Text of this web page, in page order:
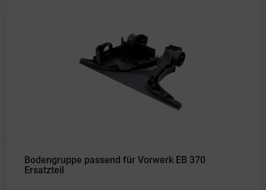
Bodengruppe passend für Vorwerk EB 370
Ersatzteil